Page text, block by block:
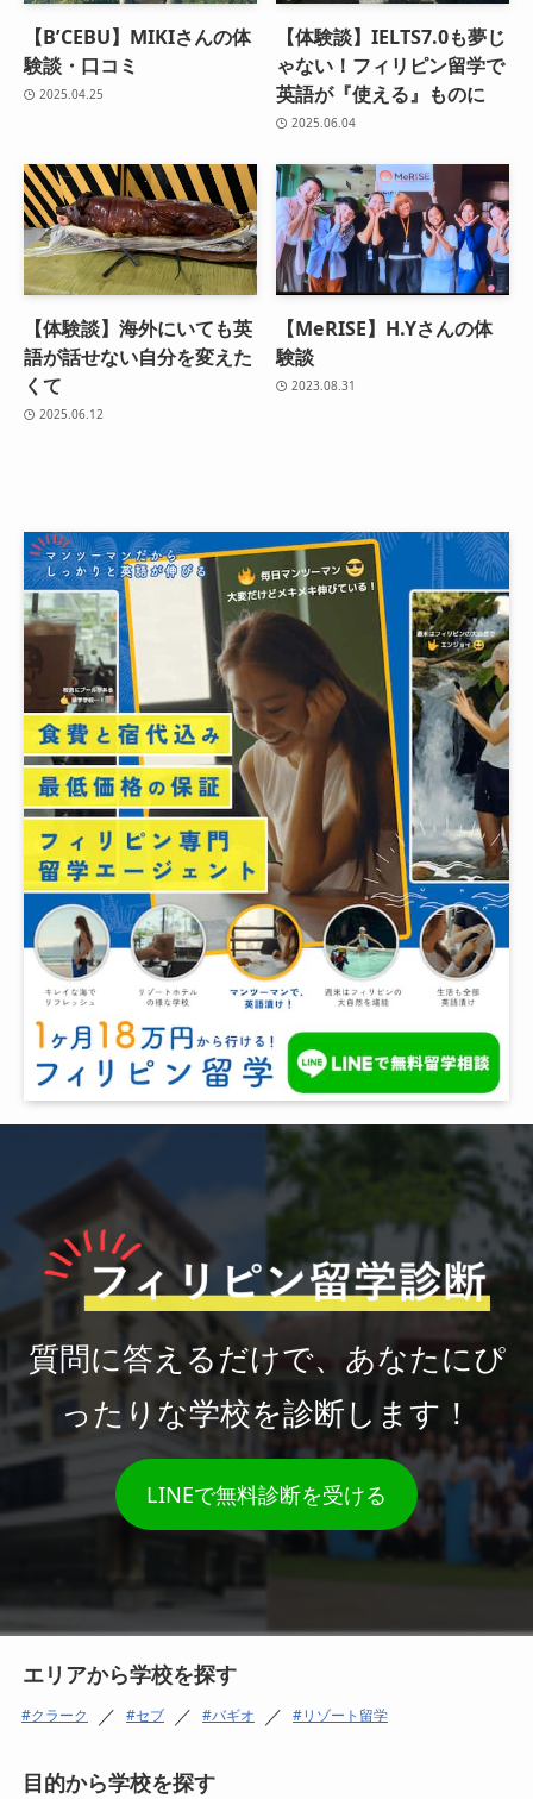
【B’CEBU】MIKIさんの体
験談・口コミ
2025.04.25
【体験談】IELTS7.0も夢じ
ゃない！フィリピン留学で
英語が『使える』ものに
2025.06.04
【体験談】海外にいても英
語が話せない自分を変えた
くて
2025.06.12
【MeRISE】H.Yさんの体
験談
2023.08.31
質問に答えるだけで、あなたにぴ
ったりな学校を診断します！
LINEで無料診断を受ける
エリアから学校を探す
クラーク ／ セブ ／ バギオ ／ リゾート留学
目的から学校を探す